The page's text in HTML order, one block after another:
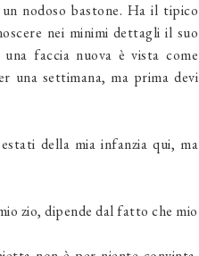
nodoso bastone. Ha il tipico
nei minimi dettagli il suo
faccia nuova è vista come
una settimana, ma prima devi
della mia infanzia qui, ma
zio, dipende dal fatto che mio